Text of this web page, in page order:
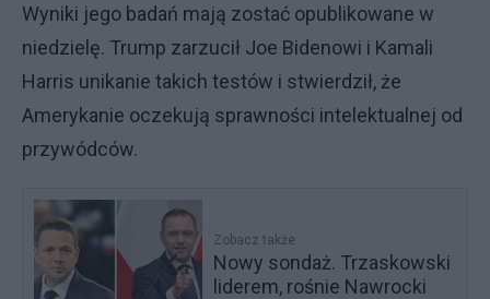
Wyniki jego badań mają zostać opublikowane w
niedzielę. Trump zarzucił Joe Bidenowi i Kamali
Harris unikanie takich testów i stwierdził, że
Amerykanie oczekują sprawności intelektualnej od
przywódców.
Zobacz także
Nowy sondaż. Trzaskowski
liderem, rośnie Nawrocki